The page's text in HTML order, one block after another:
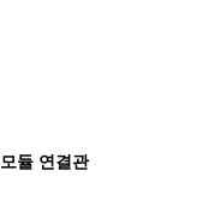
듈 연결관